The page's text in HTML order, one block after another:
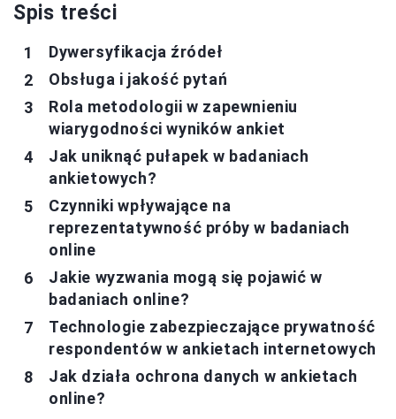
Spis treści
Dywersyfikacja źródeł
Obsługa i jakość pytań
Rola metodologii w zapewnieniu
wiarygodności wyników ankiet
Jak uniknąć pułapek w badaniach
ankietowych?
Czynniki wpływające na
reprezentatywność próby w badaniach
online
Jakie wyzwania mogą się pojawić w
badaniach online?
Technologie zabezpieczające prywatność
respondentów w ankietach internetowych
Jak działa ochrona danych w ankietach
online?